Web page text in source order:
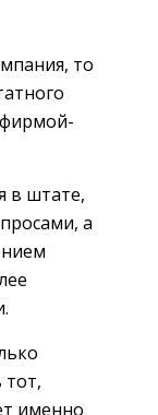
то
в штате,
а
именно